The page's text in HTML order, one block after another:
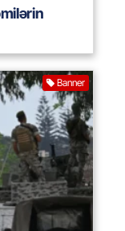
Banner